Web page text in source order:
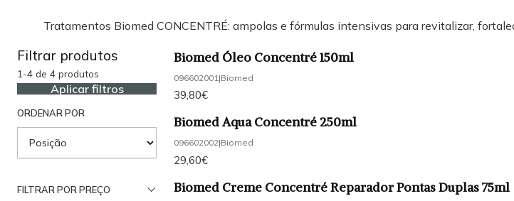
Tratamentos Biomed CONCENTRÉ: ampolas e fórmulas intensivas para revitalizar,
Filtrar produtos
1-4 de 4 produtos
Aplicar filtros
ORDENAR POR
FILTRAR POR PREÇO
Biomed Óleo Concentré 150ml
096602001 |Biomed
39,80€
Biomed Aqua Concentré 250ml
096602002|Biomed
29,60€
Biomed Creme Concentré Reparador Pontas Duplas 75ml